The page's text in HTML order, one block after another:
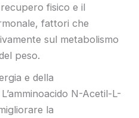
fisico e il
fattori che
sul metabolismo
peso.
e della
N-Acetil-L-
la